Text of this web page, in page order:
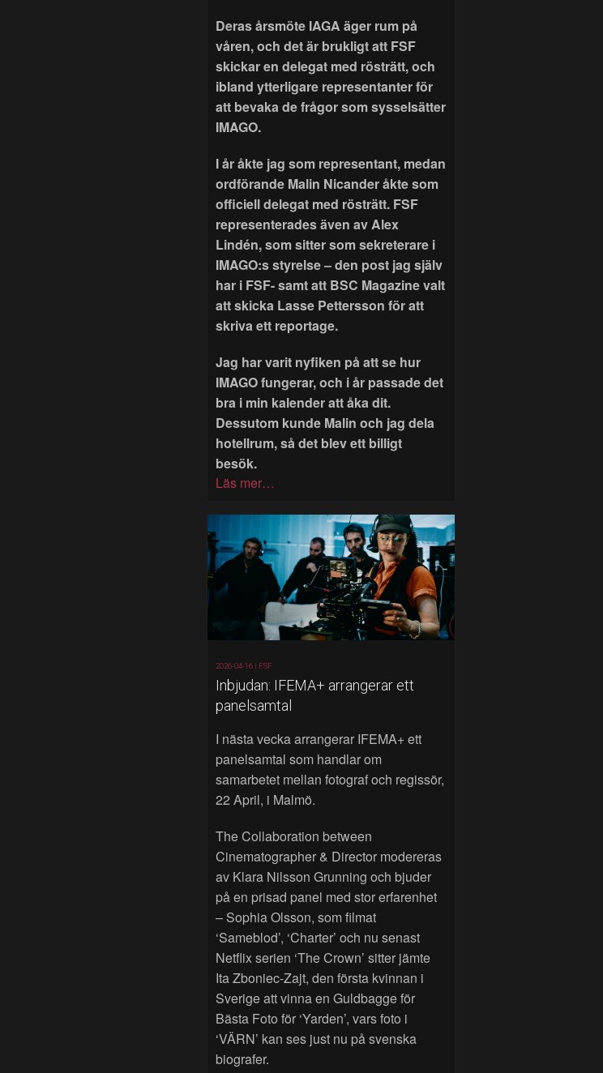
Deras årsmöte IAGA äger rum på
våren, och det är brukligt att FSF
skickar en delegat med rösträtt, och
ibland ytterligare representanter för
att bevaka de frågor som sysselsätter
IMAGO.
I år åkte jag som representant, medan
ordförande Malin Nicander åkte som
officiell delegat med rösträtt. FSF
representerades även av Alex
Lindén, som sitter som sekreterare i
IMAGO:s styrelse – den post jag själv
har i FSF- samt att BSC Magazine valt
att skicka Lasse Pettersson för att
skriva ett reportage.
Jag har varit nyfiken på att se hur
IMAGO fungerar, och i år passade det
bra i min kalender att åka dit.
Dessutom kunde Malin och jag dela
hotellrum, så det blev ett billigt
besök.
Läs mer…
2026-04-16 | FSF
Inbjudan: IFEMA+ arrangerar ett
panelsamtal
I nästa vecka arrangerar IFEMA+ ett
panelsamtal som handlar om
samarbetet mellan fotograf och regissör,
22 April, i Malmö.
The Collaboration between
Cinematographer & Director modereras
av Klara Nilsson Grunning och bjuder
på en prisad panel med stor erfarenhet
– Sophia Olsson, som filmat
‘Sameblod’, ‘Charter’ och nu senast
Netflix serien ‘The Crown’ sitter jämte
Ita Zboniec-Zajt, den första kvinnan i
Sverige att vinna en Guldbagge för
Bästa Foto för ‘Yarden’, vars foto i
‘VÄRN’ kan ses just nu på svenska
biografer.